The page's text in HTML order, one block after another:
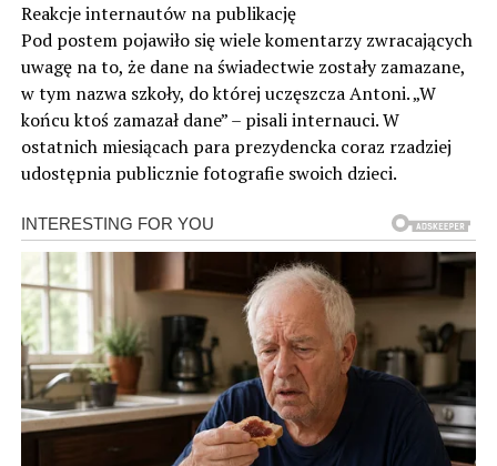
Reakcje internautów na publikację
Pod postem pojawiło się wiele komentarzy zwracających
uwagę na to, że dane na świadectwie zostały zamazane,
w tym nazwa szkoły, do której uczęszcza Antoni. „W
końcu ktoś zamazał dane” – pisali internauci. W
ostatnich miesiącach para prezydencka coraz rzadziej
udostępnia publicznie fotografie swoich dzieci.